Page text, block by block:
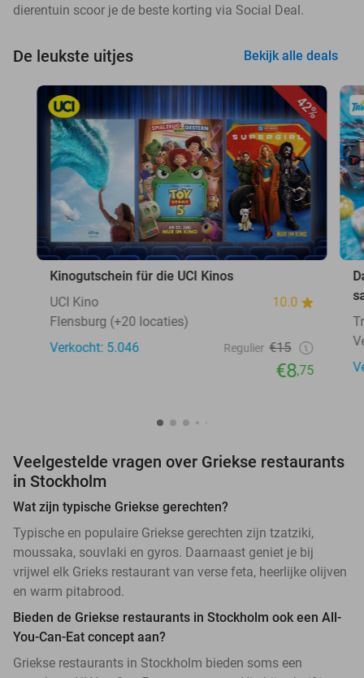
dierentuin scoor je de beste korting via Social Deal.
De leukste uitjes Bekijk alle deals
42%
Kinogutschein für die UCI Kinos
UCI Kino
10.0
Flensburg (+20 locaties)
Verkocht: 5.046
Regulier €15
€8,75
Veelgestelde vragen over Griekse restaurants
in Stockholm
Wat zijn typische Griekse gerechten?
Typische en populaire Griekse gerechten zijn tzatziki,
moussaka, souvlaki en gyros. Daarnaast geniet je bij
vrijwel elk Grieks restaurant van verse feta, heerlijke olijven
en warm pitabrood.
Bieden de Griekse restaurants in Stockholm ook een All-
You-Can-Eat concept aan?
Griekse restaurants in Stockholm bieden soms een